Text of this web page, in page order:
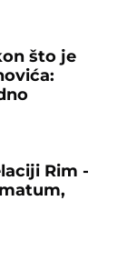
što je
Rim -